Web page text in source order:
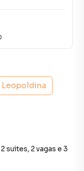
Leopoldina
suites, 2 vagas e 3